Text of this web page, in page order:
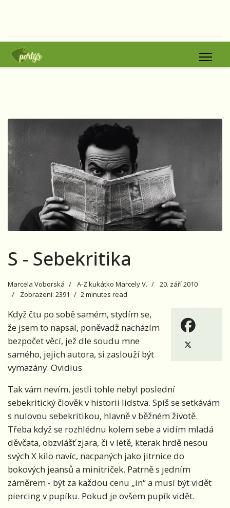
S - Sebekritika
Marcela Voborská A-Z kukátko Marcely V.
20. září 2010
Zobrazení: 2391
2 minutes read
Když čtu po sobě samém, stydím se,
že jsem to napsal, poněvadž nacházím
bezpočet věcí, jež dle soudu mne
samého, jejich autora, si zaslouží být
vymazány. Ovidius
Tak vám nevím, jestli tohle nebyl poslední
sebekritický člověk v historii lidstva. Spíš se setkávám
s nulovou sebekritikou, hlavně v běžném životě.
Třeba když se rozhlédnu kolem sebe a vidím mladá
děvčata, obzvlášť zjara, či v létě, kterak hrdě nesou
svých X kilo navíc, nacpaných jako jitrnice do
bokových jeansů a minitriček. Patrně s jedním
záměrem - být za každou cenu „in“ a musí být vidět
piercing v pupíku. Pokud je ovšem pupík vidět.